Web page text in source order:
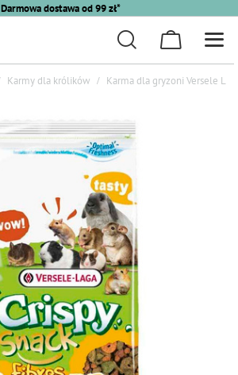
Darmowa dostawa od 99 zł*
Karmy dla królików Karma dla gryzoni Versele